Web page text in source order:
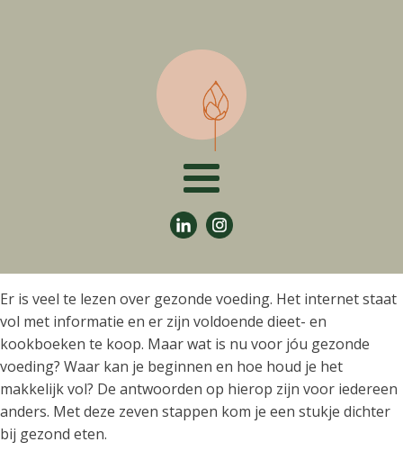
Er is veel te lezen over gezonde voeding. Het internet staat
vol met informatie en er zijn voldoende dieet- en
kookboeken te koop. Maar wat is nu voor jóu gezonde
voeding? Waar kan je beginnen en hoe houd je het
makkelijk vol? De antwoorden op hierop zijn voor iedereen
anders. Met deze zeven stappen kom je een stukje dichter
bij gezond eten.